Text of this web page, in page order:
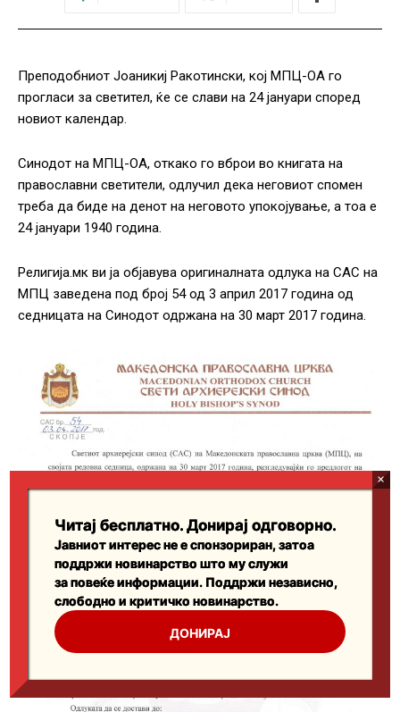
Читај бесплатно. Донирај одговорно.
Јавниот интерес не е спонзориран, затоа
поддржи новинарство што му служи
за повеќе информации. Поддржи независно,
слободно и критичко новинарство.
ДОНИРАЈ